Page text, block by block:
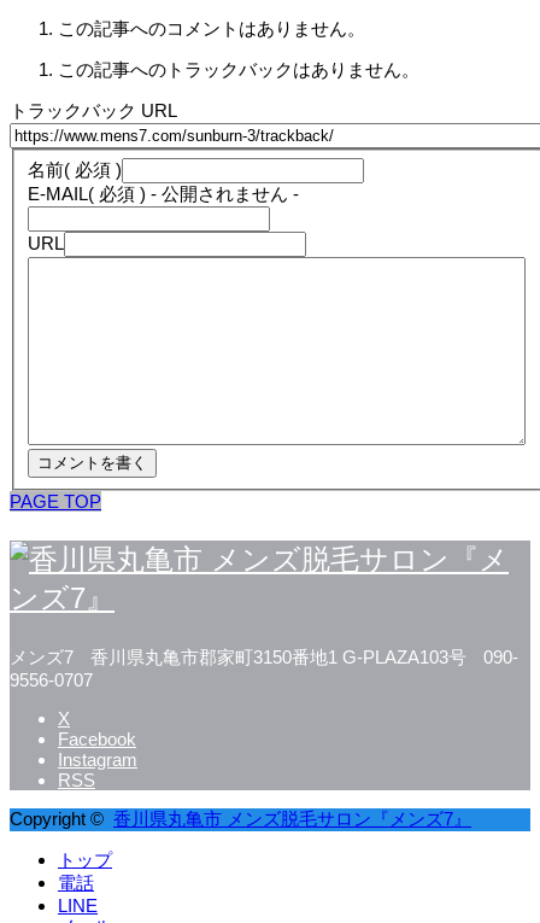
この記事へのコメントはありません。
この記事へのトラックバックはありません。
トラックバック URL
名前( 必須 )
E-MAIL( 必須 ) - 公開されません -
URL
PAGE TOP
メンズ7 香川県丸亀市郡家町3150番地1 G-PLAZA103号
090-
9556-0707
X
Facebook
Instagram
RSS
Copyright © 香川県丸亀市 メンズ脱毛サロン『メンズ7』
トップ
電話
LINE